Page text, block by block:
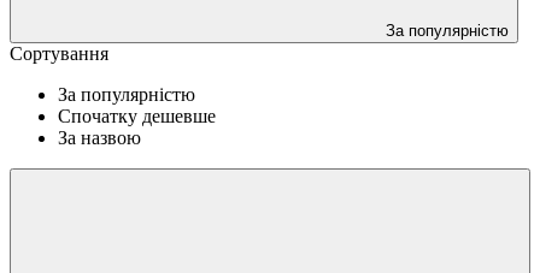
За популярністю
Сортування
За популярністю
Спочатку дешевше
За назвою